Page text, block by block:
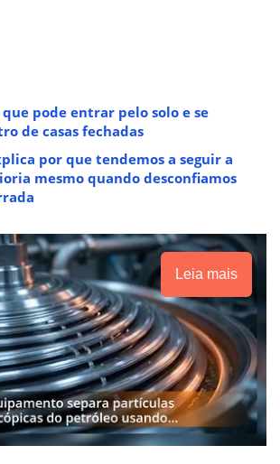
pode entrar pelo solo e se
de casas fechadas
por que tendemos a seguir a
mesmo quando desconfiamos
Leia mais